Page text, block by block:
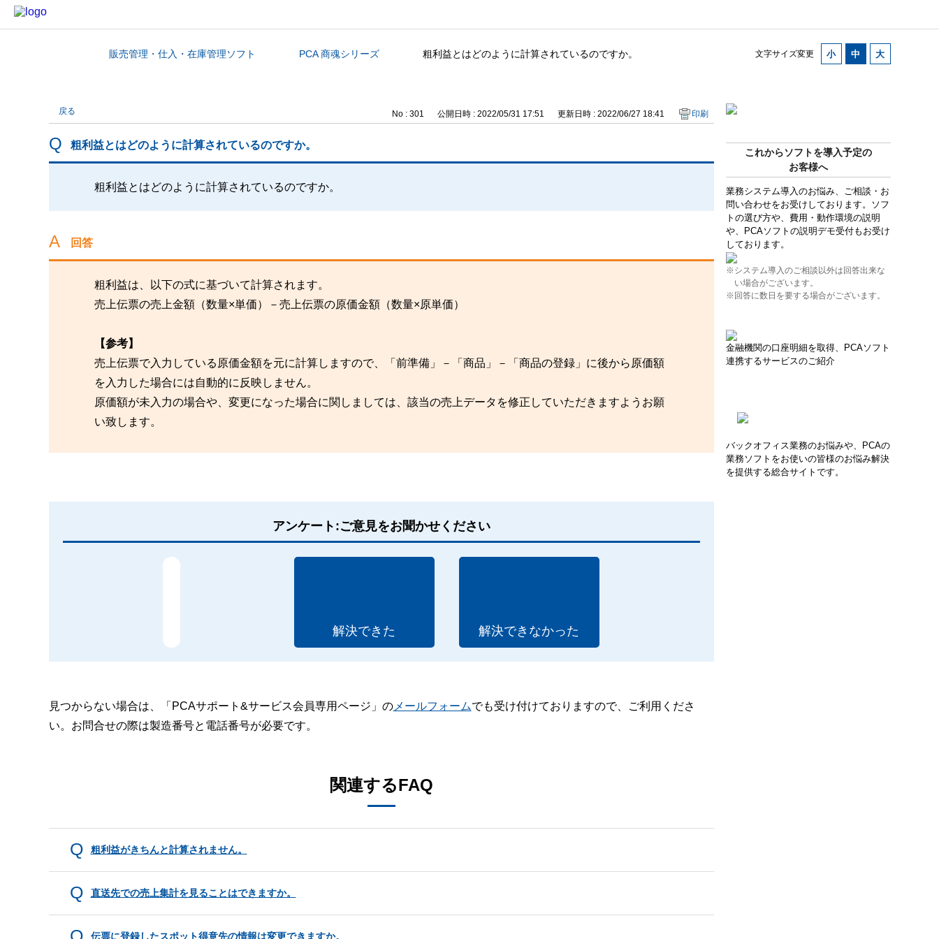
文字サイズ変更
カテゴリから探す販売管理・仕入・在庫管理ソフト PCA 商魂シリーズ 粗利益とはどのように計算されているのですか。
これからソフトを導入予定の
お客様へ
業務システム導入のお悩み、ご相談・お
問い合わせをお受けしております。ソフ
トの選び方や、費用・動作環境の説明
や、PCAソフトの説明デモ受付もお受け
しております。
※システム導入のご相談以外は回答出来な
い場合がございます。
※回答に数日を要する場合がございます。
金融機関の口座明細を取得、PCAソフト
連携するサービスのご紹介
バックオフィス業務のお悩みや、PCAの
業務ソフトをお使いの皆様のお悩み解決
を提供する総合サイトです。
戻る No : 301 公開日時 : 2022/05/31 17:51 更新日時 : 2022/06/27 18:41 印刷
粗利益とはどのように計算されているのですか。
粗利益とはどのように計算されているのですか。
回答
粗利益は、以下の式に基づいて計算されます。
売上伝票の売上金額（数量×単価）－売上伝票の原価金額（数量×原単価）
【参考】
売上伝票で入力している原価金額を元に計算しますので、「前準備」－「商品」－「商品の登録」に後から原価額
を入力した場合には自動的に反映しません。
原価額が未入力の場合や、変更になった場合に関しましては、該当の売上データを修正していただきますようお願
い致します。
アンケート:ご意見をお聞かせください
解決できた 解決できなかった
見つからない場合は、「PCAサポート&サービス会員専用ページ」のメールフォームでも受け付けておりますので、ご利用くださ
い。お問合せの際は製造番号と電話番号が必要です。
関連するFAQ
粗利益がきちんと計算されません。
直送先での売上集計を見ることはできますか。
伝票に登録したスポット得意先の情報は変更できますか。